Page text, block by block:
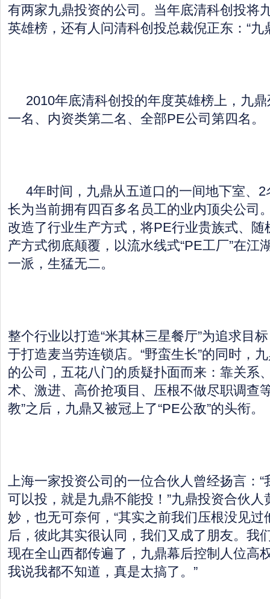
有两家九鼎投资的公司。当年底清科创投将
英雄榜，还有人问清科创投总裁倪正东：“九
2010年底清科创投的年度英雄榜上，九鼎
一名、内资类第二名、全部PE公司第四名。
4年时间，九鼎从五道口的一间地下室、2
长为当前拥有四百多名员工的业内顶尖公司
改造了行业生产方式，将PE行业贵族式、
产方式彻底颠覆，以流水线式“PE工厂”在江
一派，生猛无二。
整个行业以打造“米其林三星餐厅”为追求目
于打造麦当劳连锁店。“野蛮生长”的同时，
的公司，五花八门的质疑扑面而来：靠关系
术、激进、高价抢项目、压根不做尽职调查
教”之后，九鼎又被冠上了“PE公敌”的头衔。
上海一家投资公司的一位合伙人曾经扬言：
可以投，就是九鼎不能投！”九鼎投资合伙人
妙，也无可奈何，“其实之前我们压根没见过
后，彼此其实很认同，我们又成了朋友。我
现在全山西都传遍了，九鼎幕后控制人位高
我说我都不知道，真是太搞了。”